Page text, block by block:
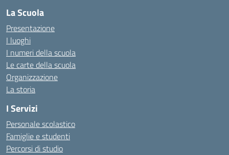
La Scuola
Presentazione
I luoghi
I numeri della scuola
Le carte della scuola
Organizzazione
La storia
I Servizi
Personale scolastico
Famiglie e studenti
Percorsi di studio